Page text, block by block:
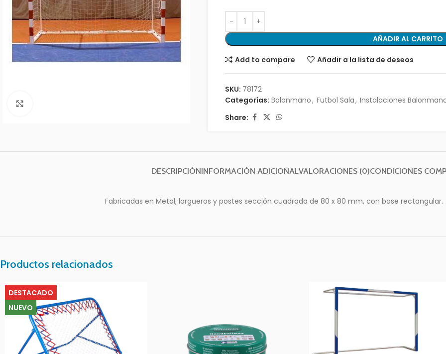
AÑADIR AL CARRITO
Add to compare Añadir a la lista de deseos
SKU: 78172
Categorías: Balonmano, Futbol Sala, Instalaciones
Share:
DESCRIPCIÓNINFORMACIÓN ADICIONALVALORACIONES (0)CONDICIONES
Fabricadas en Metal, largueros y postes sección cuadrada de 80 x 80 mm, con base rectangular.
Productos relacionados
DESTACADO
NUEVO